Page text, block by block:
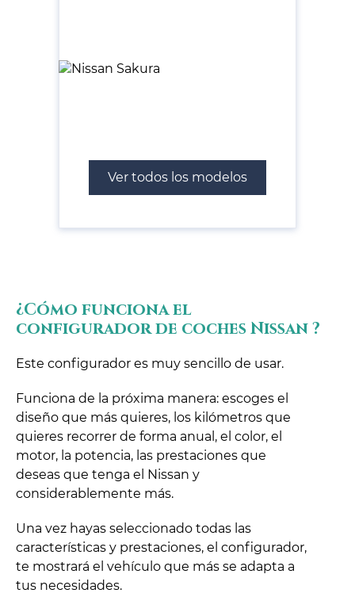
Ver todos los modelos
¿Cómo funciona el
configurador de coches Nissan ?
Este configurador es muy sencillo de usar.
Funciona de la próxima manera: escoges el
diseño que más quieres, los kilómetros que
quieres recorrer de forma anual, el color, el
motor, la potencia, las prestaciones que
deseas que tenga el Nissan y
considerablemente más.
Una vez hayas seleccionado todas las
características y prestaciones, el configurador,
te mostrará el vehículo que más se adapta a
tus necesidades.